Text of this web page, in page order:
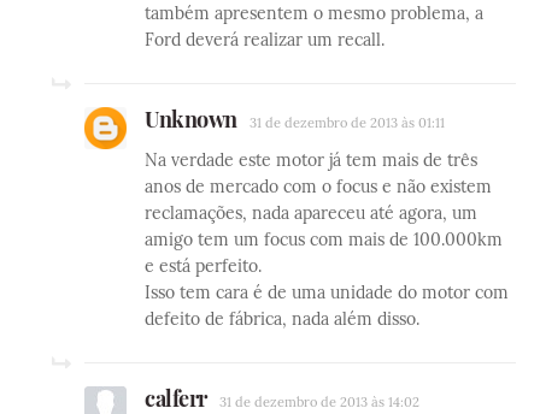
também apresentem o mesmo problema, a
Ford deverá realizar um recall.
Unknown 31 de dezembro de 2013 às 01:11
Na verdade este motor já tem mais de três
anos de mercado com o focus e não existem
reclamações, nada apareceu até agora, um
amigo tem um focus com mais de 100.000km
e está perfeito.
Isso tem cara é de uma unidade do motor com
defeito de fábrica, nada além disso.
calferr 31 de dezembro de 2013 às 14:02